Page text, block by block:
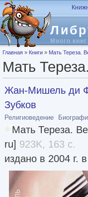
Перейти к основному
Много книг
Вы здесь
Главная » Книги » Мать Тереза.
Мать
Жан-Мишель ди
Зубков
Религиоведение
Мать Тереза.
ru] 923K, 163 с.
издано в 2004 г.